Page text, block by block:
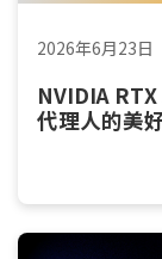
2026年6月23日
NVIDIA
代理人的美